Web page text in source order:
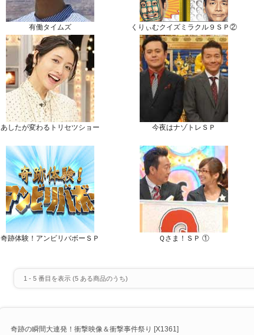
有働タイムズ くりぃむクイズミラクル９ＳＰ②
あしたが変わるトリセツショー 今夜はナゾトレＳＰ
奇跡体験！アンビリバボーＳＰ Ｑさま！ＳＰ ①
1 - 5 番目を表示 (5 ある商品のうち)
奇跡の瞬間大連発！衝撃映像＆衝撃事件祭り [X1361]